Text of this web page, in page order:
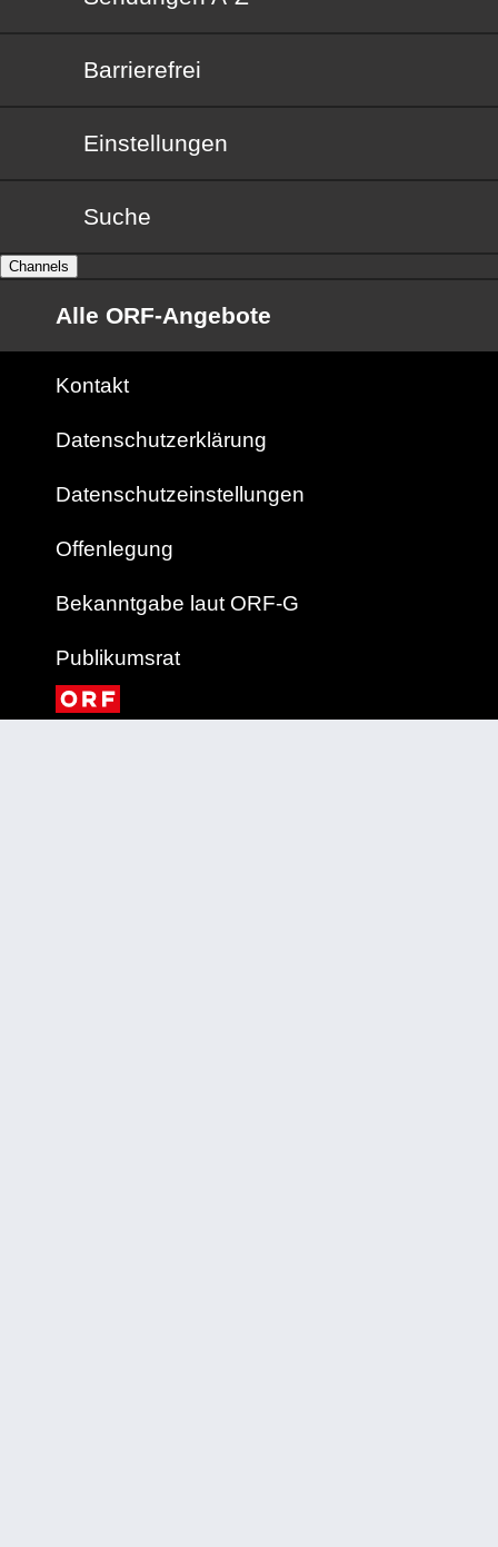
Barrierefrei
Barrierefrei
Einstellungen
Suche
Channels
Alle ORF-Angebote
Kontakt
Datenschutzerklärung
Datenschutzeinstellungen
Offenlegung
Bekanntgabe laut ORF-G
Publikumsrat